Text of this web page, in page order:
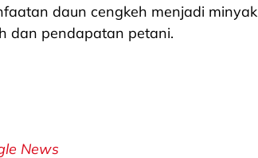
daun cengkeh menjadi minyak
dan pendapatan petani.
News